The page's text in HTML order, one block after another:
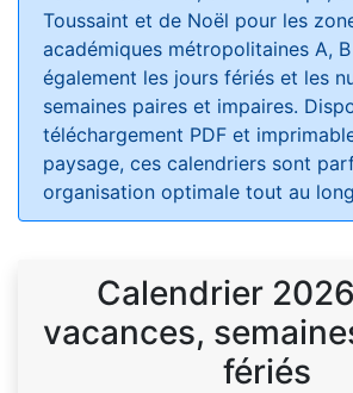
Toussaint et de Noël pour les
académiques métropolitaines A,
également les jours fériés et les
semaines paires et impaires.
téléchargement PDF et
paysage, ces calendriers sont
organisation optimale tout au
Calendrier
vacances,
fériés